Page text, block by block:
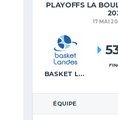
PLAYOFFS LA
17 MAI
BASKET LANDES
ÉQUIPE